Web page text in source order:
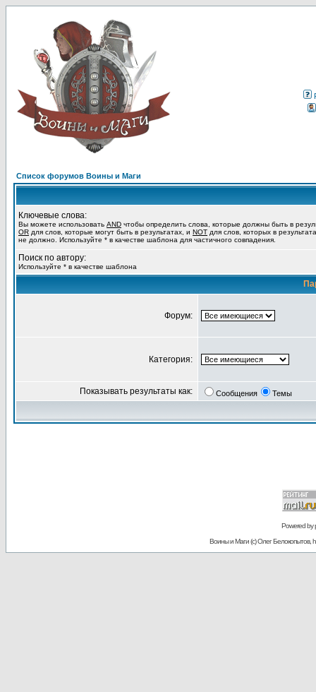
Список форумов Воины и Маги
Ключевые слова:
Вы можете использовать AND чтобы определить слова, которые должны быть в
OR для слов, которые могут быть в результатах, и NOT для слов, которых в
не должно. Используйте * в качестве шаблона для частичного совпадения.
Поиск по автору:
Используйте * в качестве шаблона
Форум:
Категория:
Показывать результаты как: Сообщения Темы
Powered by
Воины и Маги (c) Олег Белокопытов,